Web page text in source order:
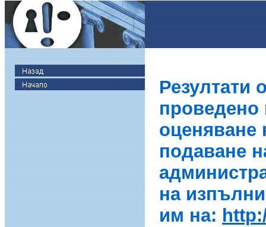
Резултати
проведено
оценяване
подаване
на
им на: